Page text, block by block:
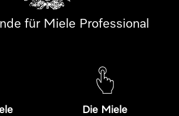
für Miele Professional
Die Miele